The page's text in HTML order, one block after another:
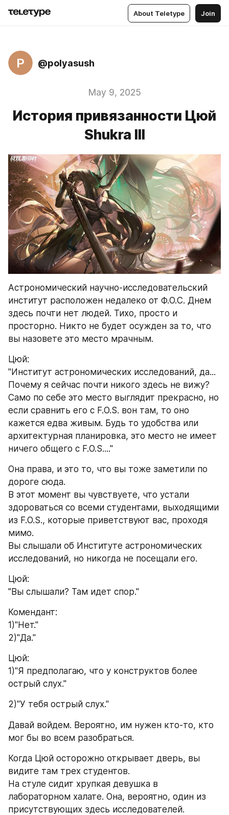
About Teletype Join
P @polyasush
May 9, 2025
История привязанности Цюй
Shukra III
Астрономический научно-исследовательский
институт расположен недалеко от Ф.О.С. Днем
здесь почти нет людей. Тихо, просто и
просторно. Никто не будет осужден за то, что
вы назовете это место мрачным.
Цюй:
"Институт астрономических исследований, да...
Почему я сейчас почти никого здесь не вижу?
Само по себе это место выглядит прекрасно, но
если сравнить его с F.O.S. вон там, то оно
кажется едва живым. Будь то удобства или
архитектурная планировка, это место не имеет
ничего общего с F.O.S...."
Она права, и это то, что вы тоже заметили по
дороге сюда.
В этот момент вы чувствуете, что устали
здороваться со всеми студентами, выходящими
из F.O.S., которые приветствуют вас, проходя
мимо.
Вы слышали об Институте астрономических
исследований, но никогда не посещали его.
Цюй:
"Вы слышали? Там идет спор."
Комендант:
1)"Нет."
2)"Да."
Цюй:
1)"Я предполагаю, что у конструктов более
острый слух."
2)"У тебя острый слух."
Давай войдем. Вероятно, им нужен кто-то, кто
мог бы во всем разобраться.
Когда Цюй осторожно открывает дверь, вы
видите там трех студентов.
На стуле сидит хрупкая девушка в
лабораторном халате. Она, вероятно, один из
присутствующих здесь исследователей.